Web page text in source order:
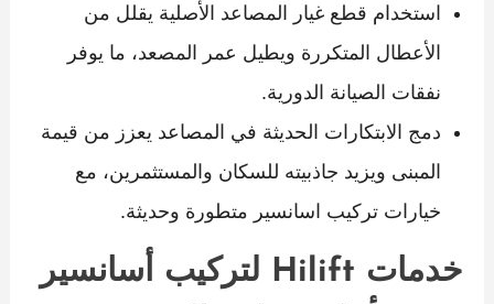
استخدام قطع غيار المصاعد الأصلية يقلل من
الأعطال المتكررة ويطيل عمر المصعد، ما يوفر
نفقات الصيانة الدورية.
دمج الابتكارات الحديثة في المصاعد يعزز من قيمة
المبنى ويزيد جاذبيته للسكان والمستثمرين، مع
خيارات تركيب اسانسير متطورة وحديثة.
خدمات Hilift لتركيب أسانسير